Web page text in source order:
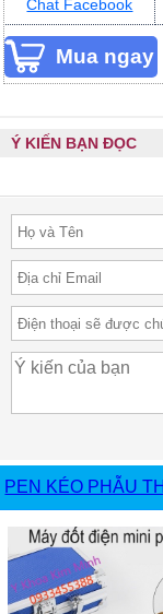
Chat Facebook
Ý KIẾN BẠN ĐỌC
PEN KÉO PHẪU